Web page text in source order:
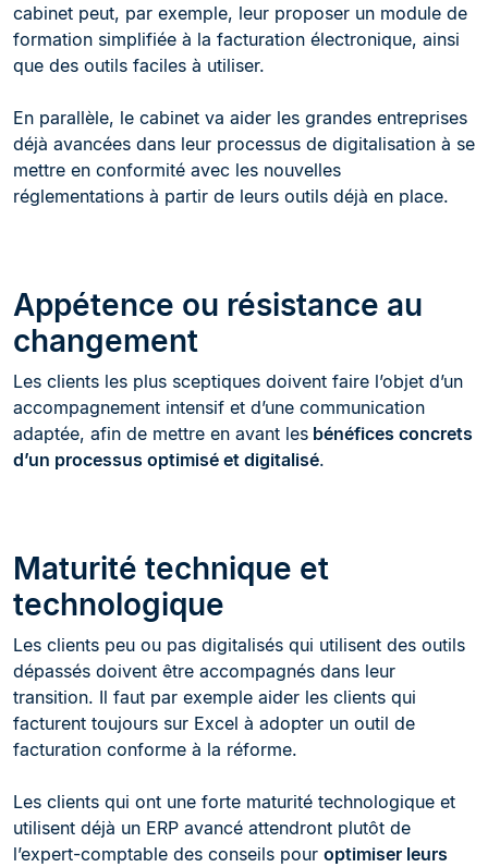
cabinet peut, par exemple, leur proposer un module de
formation simplifiée à la facturation électronique, ainsi
que des outils faciles à utiliser.
En parallèle, le cabinet va aider les grandes entreprises
déjà avancées dans leur processus de digitalisation à se
mettre en conformité avec les nouvelles
réglementations à partir de leurs outils déjà en place.
Appétence ou résistance au
changement
Les clients les plus sceptiques doivent faire l’objet d’un
accompagnement intensif et d’une communication
adaptée, afin de mettre en avant les bénéfices concrets
d’un processus optimisé et digitalisé.
Maturité technique et
technologique
Les clients peu ou pas digitalisés qui utilisent des outils
dépassés doivent être accompagnés dans leur
transition. Il faut par exemple aider les clients qui
facturent toujours sur Excel à adopter un outil de
facturation conforme à la réforme.
Les clients qui ont une forte maturité technologique et
utilisent déjà un ERP avancé attendront plutôt de
l’expert-comptable des conseils pour optimiser leurs